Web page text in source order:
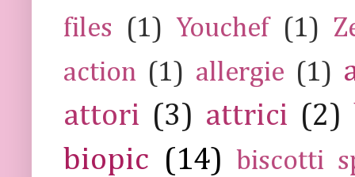
files
(1) Youchef (1)
action (1) allergie (1)
attori (3) attrici (2)
biopic (14) biscotti